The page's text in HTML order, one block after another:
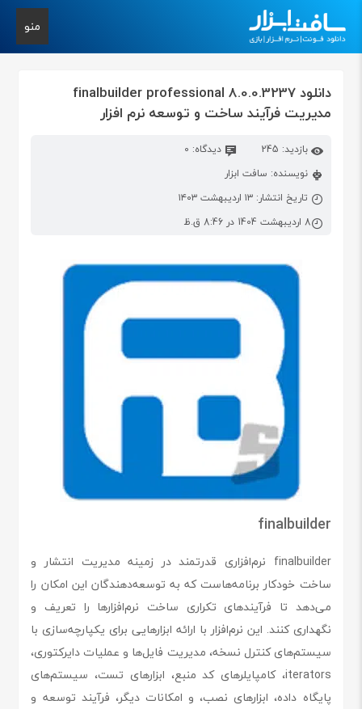
منو
دانلود finalbuilder professional 8.0.0.3237
مدیریت فرآیند ساخت و توسعه نرم افزار
بازدید: 245
دیدگاه: 0
نویسنده: سافت ابزار
تاریخ انتشار: ۱۳ اردیبهشت ۱۴۰۳
8 اردیبهشت 1404 در 8:46 ق.ظ
finalbuilder
finalbuilder نرم‌افزاری قدرتمند در زمینه مدیریت انتشار و
ساخت خودکار برنامه‌هاست که به توسعه‌دهندگان این امکان را
می‌دهد تا فرآیندهای تکراری ساخت نرم‌افزارها را تعریف و
نگهداری کنند. این نرم‌افزار با ارائه ابزارهایی برای یکپارچه‌سازی با
سیستم‌های کنترل نسخه، مدیریت فایل‌ها و عملیات دایرکتوری،
iterators، کامپایلرهای کد منبع، ابزارهای تست، سیستم‌های
پایگاه داده، ابزارهای نصب، و امکانات دیگر، فرآیند توسعه و